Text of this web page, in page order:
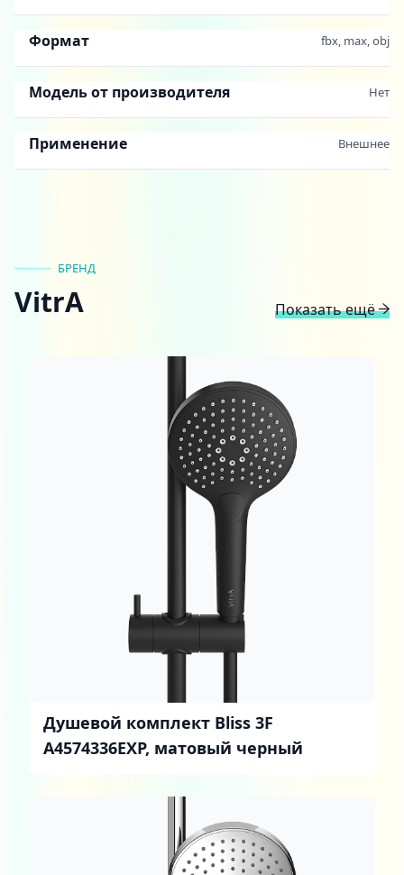
Формат fbx, max, obj
Модель от производителя Нет
Применение Внешнее
БРЕНД
VitrA Показать ещё
Душевой комплект Bliss 3F
A4574336EXP, матовый черный